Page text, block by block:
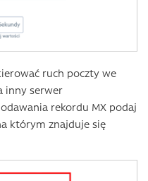
ruch poczty we
inny serwer
rekordu MX podaj
którym znajduje się